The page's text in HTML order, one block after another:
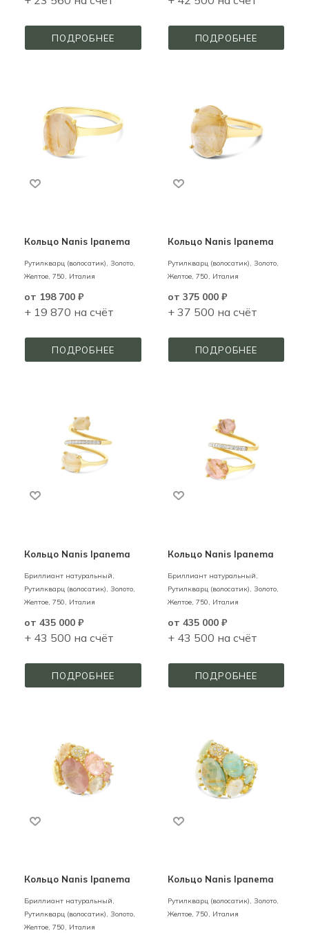
ПОДРОБНЕЕ ПОДРОБНЕЕ
Кольцо Nanis Ipanema
Рутилкварц (волосатик), Золото,
Желтое, 750, Италия
от 198 700 ₽
+ 19 870 на счёт
ПОДРОБНЕЕ
Кольцо Nanis Ipanema
Рутилкварц (волосатик), Золото,
Желтое, 750, Италия
от 375 000 ₽
+ 37 500 на счёт
ПОДРОБНЕЕ
Кольцо Nanis Ipanema
Бриллиант натуральный,
Рутилкварц (волосатик), Золото,
Желтое, 750, Италия
от 435 000 ₽
+ 43 500 на счёт
ПОДРОБНЕЕ
Кольцо Nanis Ipanema
Бриллиант натуральный,
Рутилкварц (волосатик), Золото,
Желтое, 750, Италия
от 435 000 ₽
+ 43 500 на счёт
ПОДРОБНЕЕ
Кольцо Nanis Ipanema
Бриллиант натуральный,
Рутилкварц (волосатик), Золото,
Желтое, 750, Италия
Кольцо Nanis Ipanema
Рутилкварц (волосатик), Золото,
Желтое, 750, Италия